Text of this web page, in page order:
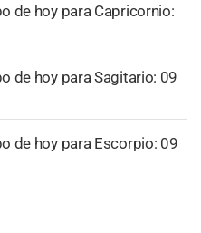
de hoy para Capricornio:
de hoy para Sagitario: 09
de hoy para Escorpio: 09